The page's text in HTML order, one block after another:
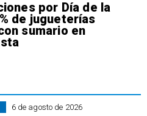
por Día de la
de jugueterías
sumario en
6 de agosto de 2026